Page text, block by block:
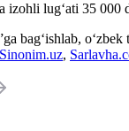
lug‘ati 35 000
bag‘ishlab,
Sinonim.uz,